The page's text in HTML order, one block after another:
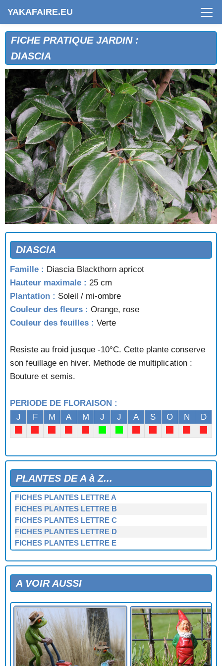
YAKAFAIRE.EU
FICHE PRATIQUE JARDIN :
DIASCIA
DIASCIA
Famille : Diascia Blackthorn apricot
Hauteur maximale : 25 cm
Plantation : Soleil / mi-ombre
Couleur des fleurs : Orange, rose
Couleur des feuilles : Verte
Resiste au froid jusque -10°C. Cette plante conserve
son feuillage en hiver. Methode de multiplication :
Bouture et semis.
PERIODE DE FLORAISON :
J
F M A M J J A S O N D
PLANTES DE A à Z...
FICHES PLANTES LETTRE A
FICHES PLANTES LETTRE B
FICHES PLANTES LETTRE C
FICHES PLANTES LETTRE D
FICHES PLANTES LETTRE E
FICHES PLANTES LETTRE G
FICHES PLANTES LETTRE H
FICHES PLANTES LETTRE I
FICHES PLANTES LETTRE K
FICHES PLANTES LETTRE L
FICHES PLANTES LETTRE M
FICHES PLANTES LETTRE N
FICHES PLANTES LETTRE O
A VOIR AUSSI